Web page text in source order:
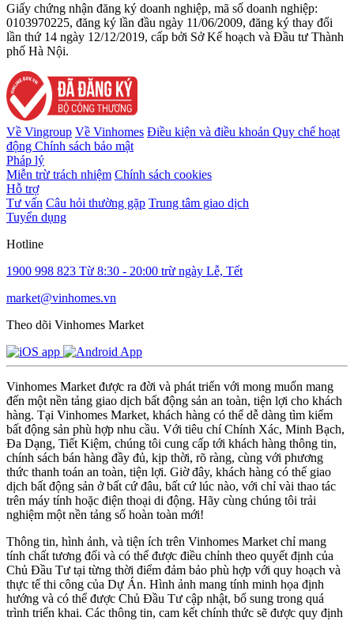
Giấy chứng nhận đăng ký doanh nghiệp, mã số doanh nghiệp:
0103970225, đăng ký lần đầu ngày 11/06/2009, đăng ký thay đổi
lần thứ 14 ngày 12/12/2019, cấp bởi Sở Kế hoạch và Đầu tư Thành
phố Hà Nội.
Về Vingroup Về Vinhomes Điều kiện và điều khoản Quy chế hoạt
động Chính sách bảo mật
Pháp lý
Miễn trừ trách nhiệm Chính sách cookies
Hỗ trợ
Tư vấn Câu hỏi thường gặp Trung tâm giao dịch
Tuyển dụng
Hotline
1900 998 823 Từ 8:30 - 20:00 trừ ngày Lễ, Tết
market@vinhomes.vn
Theo dõi Vinhomes Market
Vinhomes Market được ra đời và phát triển với mong muốn mang
đến một nền tảng giao dịch bất động sản an toàn, tiện lợi cho khách
hàng. Tại Vinhomes Market, khách hàng có thể dễ dàng tìm kiếm
bất động sản phù hợp nhu cầu. Với tiêu chí Chính Xác, Minh Bạch,
Đa Dạng, Tiết Kiệm, chúng tôi cung cấp tới khách hàng thông tin,
chính sách bán hàng đầy đủ, kịp thời, rõ ràng, cùng với phương
thức thanh toán an toàn, tiện lợi. Giờ đây, khách hàng có thể giao
dịch bất động sản ở bất cứ đâu, bất cứ lúc nào, với chỉ vài thao tác
trên máy tính hoặc điện thoại di động. Hãy cùng chúng tôi trải
nghiệm một nền tảng số hoàn toàn mới!
Thông tin, hình ảnh, và tiện ích trên Vinhomes Market chỉ mang
tính chất tương đối và có thể được điều chỉnh theo quyết định của
Chủ Đầu Tư tại từng thời điểm đảm bảo phù hợp với quy hoạch và
thực tế thi công của Dự Án. Hình ảnh mang tính minh họa định
hướng và có thể được Chủ Đầu Tư cập nhật, bổ sung trong quá
trình triển khai. Các thông tin, cam kết chính thức sẽ được quy định